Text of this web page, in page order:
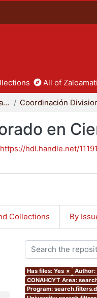
All of Zaloamati
División de Ciencias Sociales y Humanidades
en
https://hdl.handle.net/
Collections By
Has files: Yes × Author:
CONAHCYT Area:
Program: